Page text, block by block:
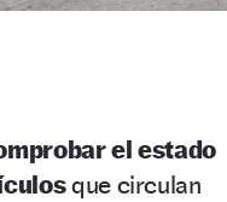
el estado
que circulan